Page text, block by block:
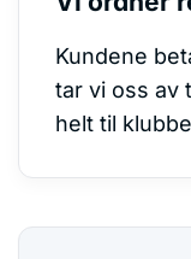
Kundene
tar vi oss av
helt til